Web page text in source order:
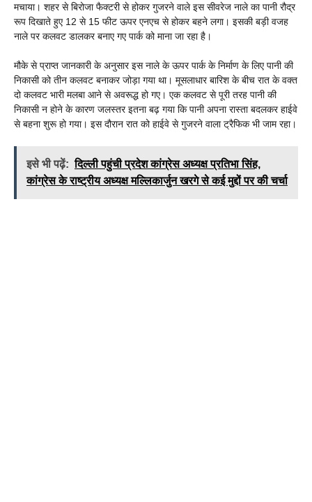
मचाया। शहर से बिरोजा फैक्टरी से होकर गुजरने वाले इस सीवरेज नाले का पानी रौद्र
रूप दिखाते हुए 12 से 15 फीट ऊपर एनएच से होकर बहने लगा। इसकी बड़ी वजह
नाले पर कलवट डालकर बनाए गए पार्क को माना जा रहा है।
मौके से प्राप्त जानकारी के अनुसार इस नाले के ऊपर पार्क के निर्माण के लिए पानी की
निकासी को तीन कलवट बनाकर जोड़ा गया था। मूसलाधार बारिश के बीच रात के वक्त
दो कलवट भारी मलबा आने से अवरूद्ध हो गए। एक कलवट से पूरी तरह पानी की
निकासी न होने के कारण जलस्तर इतना बढ़ गया कि पानी अपना रास्ता बदलकर हाईवे
से बहना शुरू हो गया। इस दौरान रात को हाईवे से गुजरने वाला ट्रैफिक भी जाम रहा।
इसे भी पढ़ें: दिल्ली पहुंची प्रदेश कांग्रेस अध्यक्ष प्रतिभा सिंह,
कांग्रेस के राष्ट्रीय अध्यक्ष मल्लिकार्जुन खरगे से कई मुद्दों पर की चर्चा